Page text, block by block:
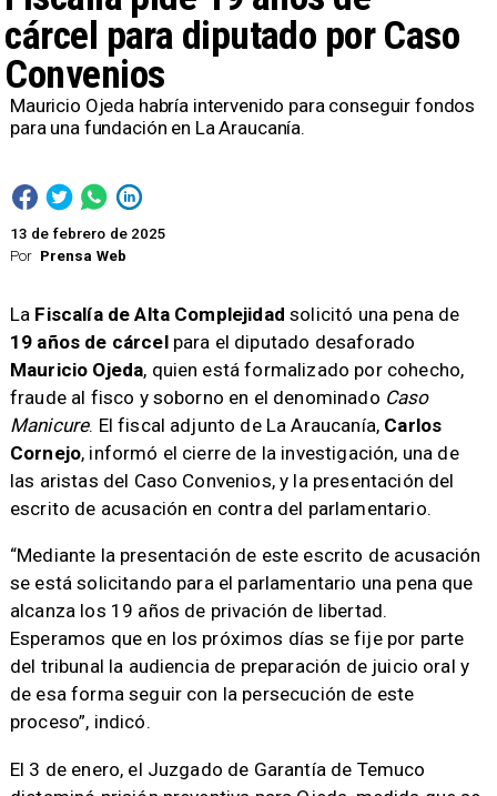
Por Prensa Web
cárcel para diputado por Caso
Convenios
13 de febrero de 2025
Mauricio Ojeda habría intervenido para conseguir fondos
para una fundación en La Araucanía.
La Fiscalía de Alta Complejidad solicitó una pena de
19 años de cárcelpara el diputado desaforado
Mauricio Ojeda, quien está formalizado por cohecho,
fraude al fisco y soborno en el denominado Caso
Manicure. El fiscal adjunto de La Araucanía, Carlos
Cornejo, informó el cierre de la investigación, una de
las aristas del Caso Convenios, y la presentación del
escrito de acusación en contra del parlamentario.
“Mediante la presentación de este escrito de acusación
se está solicitando para el parlamentario una pena que
alcanza los 19 años de privación de libertad.
Esperamos que en los próximos días se fije por parte
del tribunal la audiencia de preparación de juicio oral y
de esa forma seguir con la persecución de este
proceso”, indicó.
El 3 de enero, el Juzgado de Garantía de Temuco